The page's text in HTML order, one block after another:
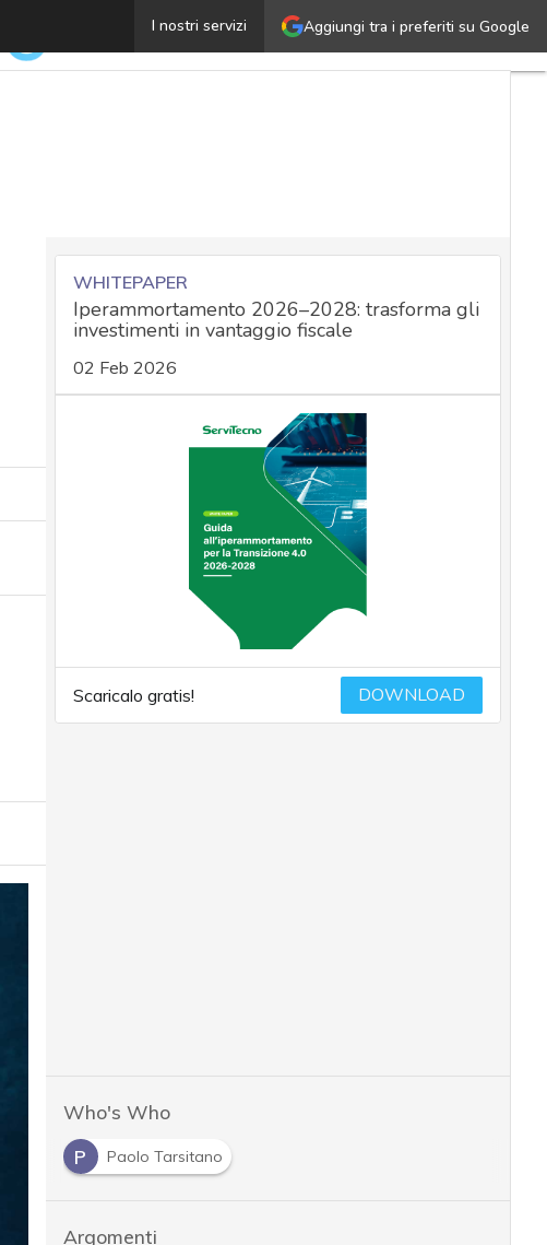
Aggiungi tra i preferiti su Google
I nostri servizi
Ryuk, il ransomware dagli attacchi mirati colpisce
WHITEPAPER
Iperammortamento 2026–2028: trasforma gli
investimenti in vantaggio fiscale
02 Feb 2026
Scaricalo gratis! DOWNLOAD
Who's Who
P
Paolo Tarsitano
Argomenti